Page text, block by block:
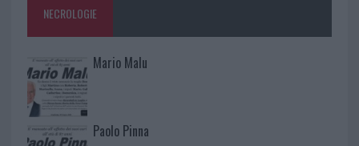
NECROLOGIE
Mario Malu
Paolo Pinna